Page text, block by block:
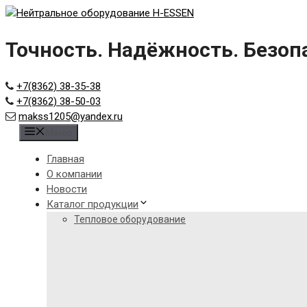
Skip
content
Точность. Надёжность.
+7(8362) 38-35-38
+7(8362) 38-50-03
makss1205@yandex.ru
Главная
О компании
Новости
Каталог продукции
Тепловое оборудование